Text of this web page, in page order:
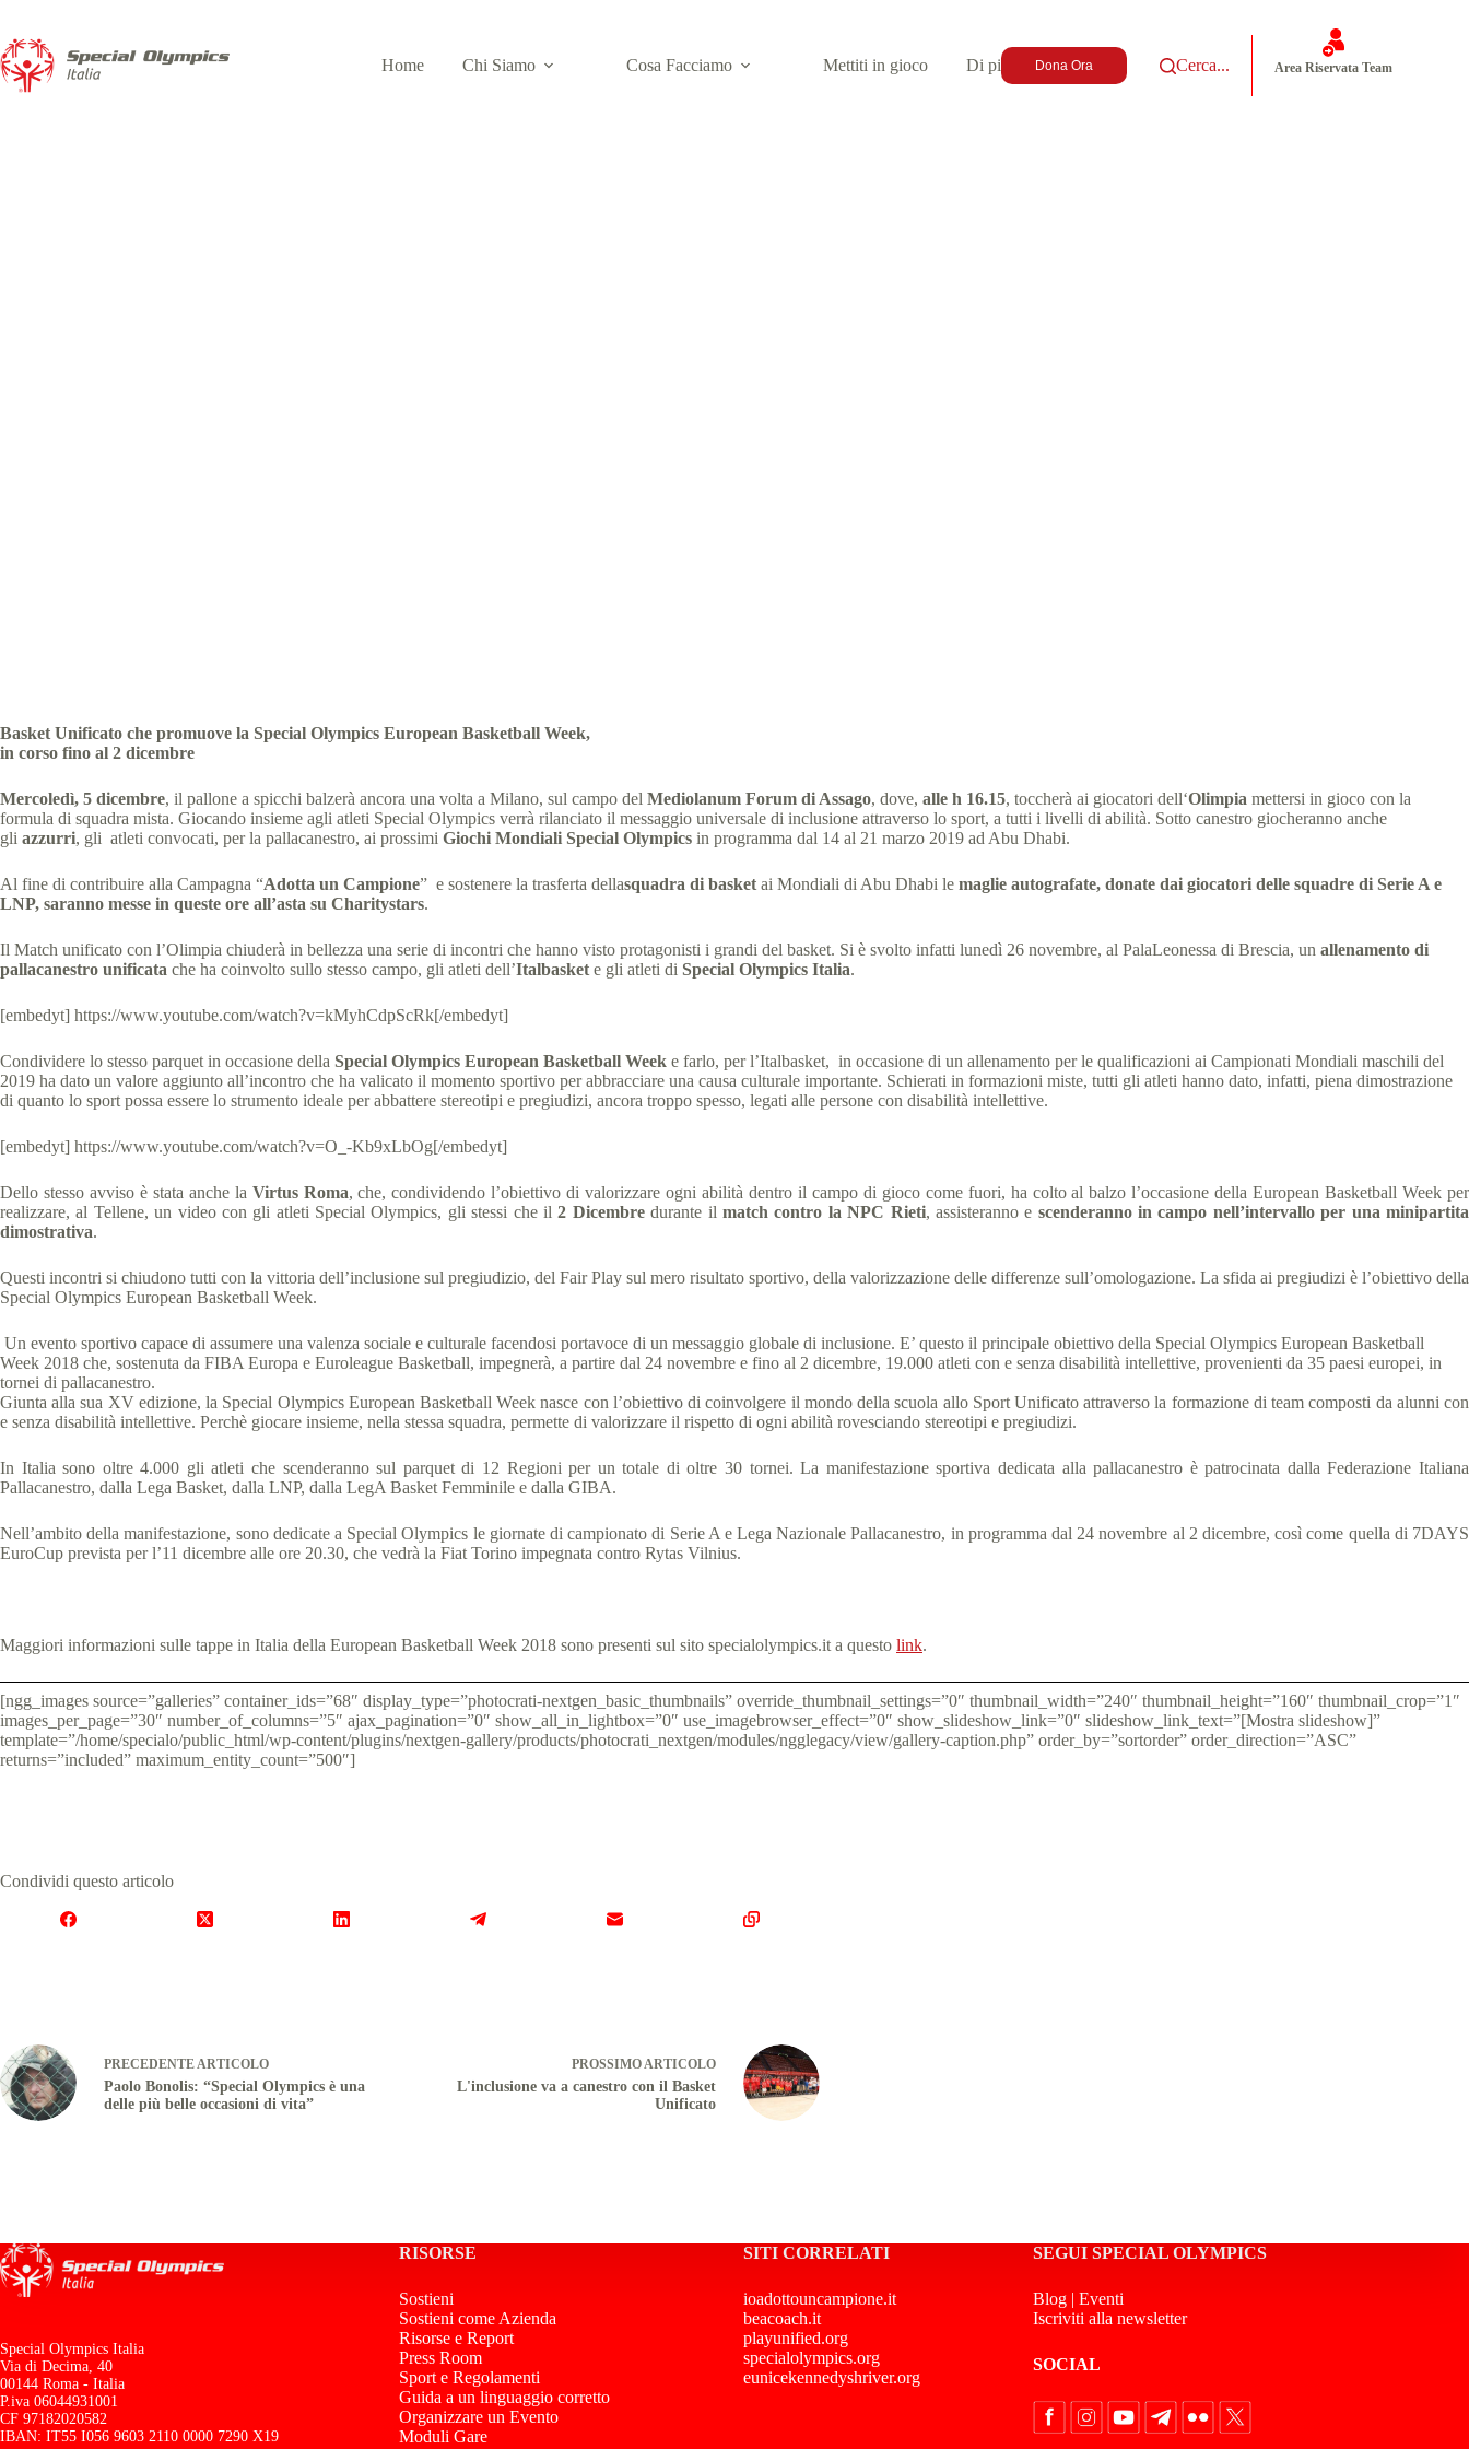
Home Chi Siamo Cosa Facciamo Mettiti in gioco Di più Dona Ora Cerca... Area Riservata Team
Basket Unificato che promuove la Special Olympics European Basketball Week,
in corso fino al 2 dicembre
Mercoledì, 5 dicembre, il pallone a spicchi balzerà ancora una volta a Milano, sul campo del Mediolanum Forum di Assago, dove, alle h 16.15, toccherà ai giocatori dell‘Olimpia mettersi in gioco con la
formula di squadra mista. Giocando insieme agli atleti Special Olympics verrà rilanciato il messaggio universale di inclusione attraverso lo sport, a tutti i livelli di abilità. Sotto canestro giocheranno anche
gli azzurri, gli atleti convocati, per la pallacanestro, ai prossimi Giochi Mondiali Special Olympics in programma dal 14 al 21 marzo 2019 ad Abu Dhabi.
Al fine di contribuire alla Campagna “Adotta un Campione” e sostenere la trasferta dellasquadra di basket ai Mondiali di Abu Dhabi le maglie autografate, donate dai giocatori delle squadre di Serie A e
LNP, saranno messe in queste ore all’asta su Charitystars.
Il Match unificato con l’Olimpia chiuderà in bellezza una serie di incontri che hanno visto protagonisti i grandi del basket. Si è svolto infatti lunedì 26 novembre, al PalaLeonessa di Brescia, un allenamento di
pallacanestro unificata che ha coinvolto sullo stesso campo, gli atleti dell’Italbasket e gli atleti di Special Olympics Italia.
[embedyt] https://www.youtube.com/watch?v=kMyhCdpScRk[/embedyt]
Condividere lo stesso parquet in occasione della Special Olympics European Basketball Week e farlo, per l’Italbasket, in occasione di un allenamento per le qualificazioni ai Campionati Mondiali maschili del
2019 ha dato un valore aggiunto all’incontro che ha valicato il momento sportivo per abbracciare una causa culturale importante. Schierati in formazioni miste, tutti gli atleti hanno dato, infatti, piena dimostrazione
di quanto lo sport possa essere lo strumento ideale per abbattere stereotipi e pregiudizi, ancora troppo spesso, legati alle persone con disabilità intellettive.
[embedyt] https://www.youtube.com/watch?v=O_-Kb9xLbOg[/embedyt]
Dello stesso avviso è stata anche la Virtus Roma, che, condividendo l’obiettivo di valorizzare ogni abilità dentro il campo di gioco come fuori, ha colto al balzo l’occasione della European Basketball Week per
realizzare, al Tellene, un video con gli atleti Special Olympics, gli stessi che il2 Dicembredurante il match contro la NPC Rieti, assisteranno e scenderanno in campo nell’intervallo per una minipartita
dimostrativa.
Questi incontri si chiudono tutti con la vittoria dell’inclusione sul pregiudizio, del Fair Play sul mero risultato sportivo, della valorizzazione delle differenze sull’omologazione. La sfida ai pregiudizi è l’obiettivo della
Special Olympics European Basketball Week.
Un evento sportivo capace di assumere una valenza sociale e culturale facendosi portavoce di un messaggio globale di inclusione. E’ questo il principale obiettivo della Special Olympics European Basketball
Week 2018 che, sostenuta da FIBA Europa e Euroleague Basketball, impegnerà, a partire dal 24 novembre e fino al 2 dicembre, 19.000 atleti con e senza disabilità intellettive, provenienti da 35 paesi europei, in
tornei di pallacanestro.
Giunta alla sua XV edizione, la Special Olympics European Basketball Week nasce con l’obiettivo di coinvolgere il mondo della scuola allo Sport Unificato attraverso la formazione di team composti da alunni con
e senza disabilità intellettive. Perchè giocare insieme, nella stessa squadra, permette di valorizzare il rispetto di ogni abilità rovesciando stereotipi e pregiudizi.
In Italia sono oltre 4.000 gli atleti che scenderanno sul parquet di 12 Regioni per un totale di oltre 30 tornei. La manifestazione sportiva dedicata alla pallacanestro è patrocinata dalla Federazione Italiana
Pallacanestro, dalla Lega Basket, dalla LNP, dalla LegA Basket Femminile e dalla GIBA.
Nell’ambito della manifestazione, sono dedicate a Special Olympics le giornate di campionato di Serie A e Lega Nazionale Pallacanestro, in programma dal 24 novembre al 2 dicembre, così come quella di 7DAYS
EuroCup prevista per l’11 dicembre alle ore 20.30, che vedrà la Fiat Torino impegnata contro Rytas Vilnius.
Maggiori informazioni sulle tappe in Italia della European Basketball Week 2018 sono presenti sul sito specialolympics.it a questo link.
[ngg_images source=”galleries” container_ids=”68″ display_type=”photocrati-nextgen_basic_thumbnails” override_thumbnail_settings=”0″ thumbnail_width=”240″ thumbnail_height=”160″ thumbnail_crop=”1″
images_per_page=”30″ number_of_columns=”5″ ajax_pagination=”0″ show_all_in_lightbox=”0″ use_imagebrowser_effect=”0″ show_slideshow_link=”0″ slideshow_link_text=”[Mostra slideshow]”
template=”/home/specialo/public_html/wp-content/plugins/nextgen-gallery/products/photocrati_nextgen/modules/ngglegacy/view/gallery-caption.php” order_by=”sortorder” order_direction=”ASC”
returns=”included” maximum_entity_count=”500″]
Condividi questo articolo
PRECEDENTE ARTICOLO
Paolo Bonolis: “Special Olympics è una
delle più belle occasioni di vita”
PROSSIMO ARTICOLO
L'inclusione va a canestro con il Basket
Unificato
Special Olympics Italia
Via di Decima, 40
00144 Roma - Italia
P.iva 06044931001
CF 97182020582
IBAN: IT55 I056 9603 2110 0000 7290 X19
RISORSE
Sostieni
Sostieni come Azienda
Risorse e Report
Press Room
Sport e Regolamenti
Guida a un linguaggio corretto
Organizzare un Evento
Moduli Gare
SITI CORRELATI
ioadottouncampione.it
beacoach.it
playunified.org
specialolympics.org
eunicekennedyshriver.org
SEGUI SPECIAL OLYMPICS
Blog| Eventi
Iscriviti alla newsletter
SOCIAL